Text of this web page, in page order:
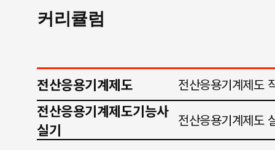
커리큘럼
전산응용기계제도 전산응용기계제도
전산응용기계제도기능사
실기
전산응용기계제도